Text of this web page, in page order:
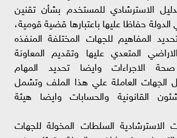
الاسترشادي للمستخدم بشأن تقنين
حفاظا عليها باعتبارها قضية قومية،
المفاهيم للجهات المختلفة المنفذه
المتعدي عليها وتقديم المعاونة
الاجراءات وايضا تحديد المهام
الجهات العاملة علي هذا الملف وتشمل
القانونية والحسابات وايضا هيئة
السلطات المخولة للجهات